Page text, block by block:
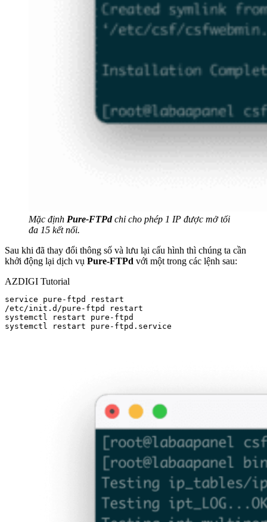
Mặc định Pure-FTPdchỉ cho phép 1 IP được mở tối
đa 15 kết nối.
Sau khi đã thay đổi thông số và lưu lại cấu hình thì chúng ta cần
khởi động lại dịch vụ Pure-FTPd với một trong các lệnh sau:
AZDIGI Tutorial
service pure-ftpd restart
/etc/init.d/pure-ftpd restart
systemctl restart pure-ftpd
systemctl restart pure-ftpd.service